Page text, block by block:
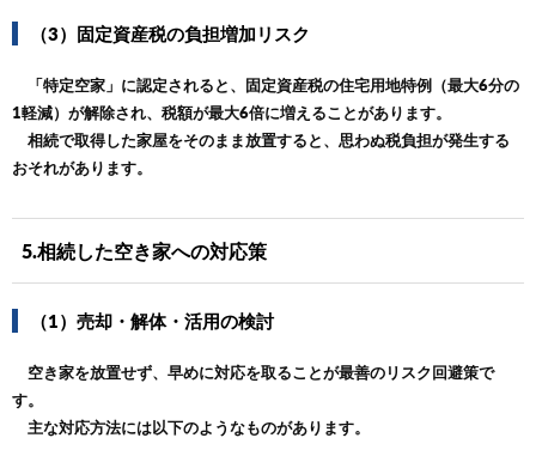
（3）固定資産税の負担増加リスク
「特定空家」に認定されると、固定資産税の住宅用地特例（最大6分の
1軽減）が解除され、税額が最大6倍に増えることがあります。
相続で取得した家屋をそのまま放置すると、思わぬ税負担が発生する
おそれがあります。
5.相続した空き家への対応策
（1）売却・解体・活用の検討
空き家を放置せず、早めに対応を取ることが最善のリスク回避策で
す。
主な対応方法には以下のようなものがあります。